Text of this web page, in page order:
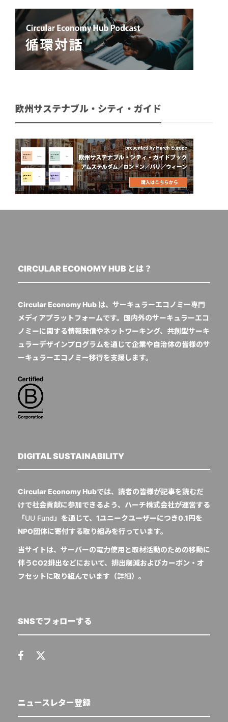
欧州サステナブル・シティ・ガイド
CIRCULAR ECONOMY HUB とは？
Circular Economy Hub は、サーキュラーエコノミー専門
メディアプラットフォームです。国内外のサーキュラーエコ
ノミーに関する情報発信やネットワーキング、共創型サーキ
ュラーデザインプログラムを通じて企業や自治体の皆様のサ
ーキュラーエコノミー移行を支援します。
DIGITAL SUSTAINABILITY
Circular Economy Hubでは、読者の皆様が記事を読むだ
けで社会貢献に参加できるよう、ハーチ株式会社が運営する
「UU Fund」を通じて、1ユニークユーザーにつき0.1円を
NPO団体に寄付する取り組みを行っています。
当サイトは、サーバーの電力使用と取材活動のための移動に
伴うCO2排出などにおいて、排出削減およびカーボン・オ
フセットに取り組んでいます（詳細）。
SNSでフォローする
ニュースレター登録